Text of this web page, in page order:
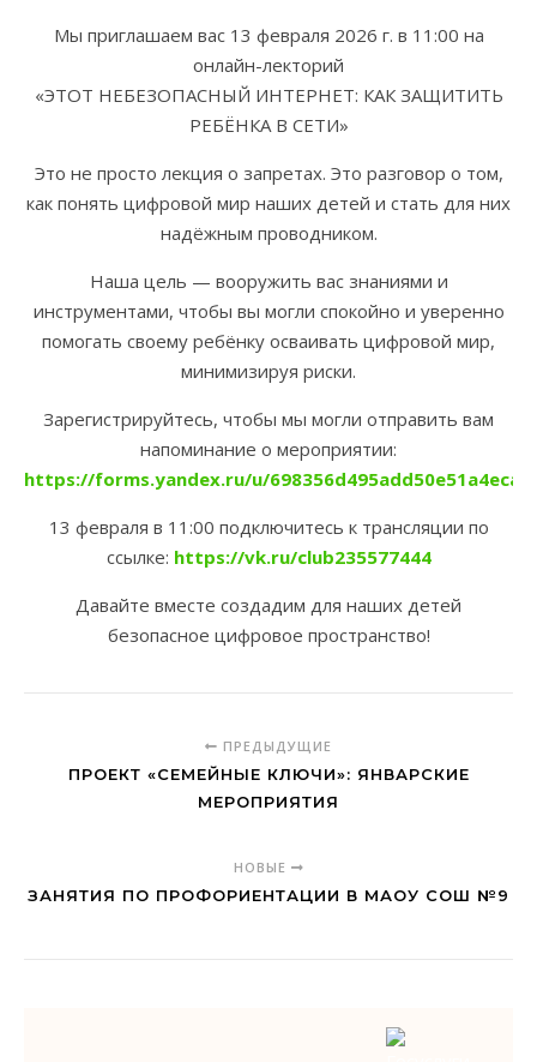
Мы приглашаем вас 13 февраля 2026 г. в 11:00 на
онлайн-лекторий
«ЭТОТ НЕБЕЗОПАСНЫЙ ИНТЕРНЕТ: КАК ЗАЩИТИТЬ
РЕБЁНКА В СЕТИ»
Это не просто лекция о запретах. Это разговор о том,
как понять цифровой мир наших детей и стать для них
надёжным проводником.
Наша цель — вооружить вас знаниями и
инструментами, чтобы вы могли спокойно и уверенно
помогать своему ребёнку осваивать цифровой мир,
минимизируя риски.
Зарегистрируйтесь, чтобы мы могли отправить вам
напоминание о мероприятии:
https://forms.yandex.ru/u/698356d495add50e51a4eca1
13 февраля в 11:00 подключитесь к трансляции по
ссылке: https://vk.ru/club235577444
Давайте вместе создадим для наших детей
безопасное цифровое пространство!
ПРЕДЫДУЩИЕ
ПРОЕКТ «СЕМЕЙНЫЕ КЛЮЧИ»: ЯНВАРСКИЕ
МЕРОПРИЯТИЯ
НОВЫЕ
ЗАНЯТИЯ ПО ПРОФОРИЕНТАЦИИ В МАОУ СОШ №9